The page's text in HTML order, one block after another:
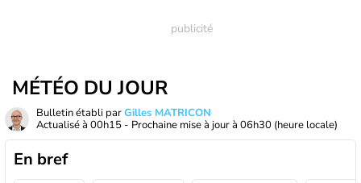
MÉTÉO DU JOUR
Bulletin établi parGilles MATRICON
Actualisé à 00h15 - Prochaine mise à jour à 06h30 (heure locale)
En bref